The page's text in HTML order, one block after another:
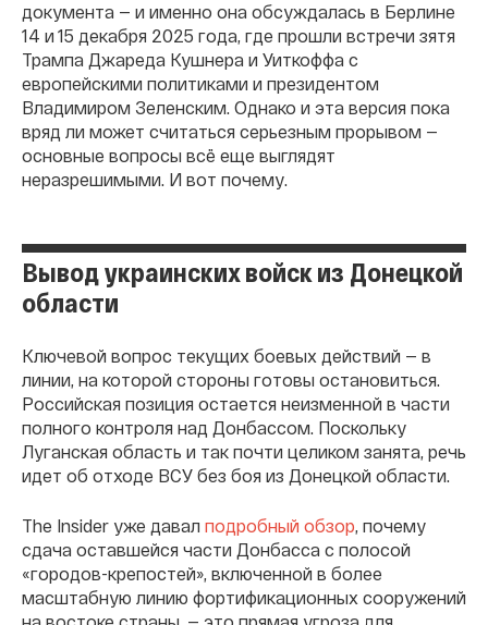
документа — и именно она обсуждалась в Берлине
14 и 15 декабря 2025 года, где прошли встречи зятя
Трампа Джареда Кушнера и Уиткоффа с
европейскими политиками и президентом
Владимиром Зеленским. Однако и эта версия пока
вряд ли может считаться серьезным прорывом —
основные вопросы всё еще выглядят
неразрешимыми. И вот почему.
Вывод украинских войск из Донецкой
области
Ключевой вопрос текущих боевых действий — в
линии, на которой стороны готовы остановиться.
Российская позиция остается неизменной в части
полного контроля над Донбассом. Поскольку
Луганская область и так почти целиком занята, речь
идет об отходе ВСУ без боя из Донецкой области.
The Insider уже давал подробный обзор, почему
сдача оставшейся части Донбасса с полосой
«городов-крепостей», включенной в более
масштабную линию фортификационных сооружений